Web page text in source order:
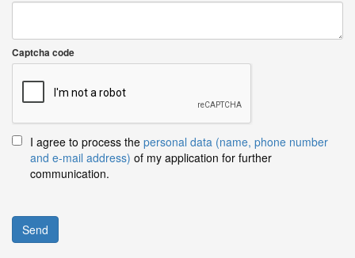
Captcha code
I agree to process the personal data (name, phone number
and e-mail address) of my application for further
communication.
Send